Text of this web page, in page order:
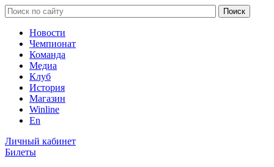
Новости
Чемпионат
Команда
Медиа
Клуб
История
Магазин
Winline
En
Личный кабинет
Билеты